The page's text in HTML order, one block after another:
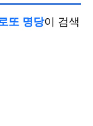
또 명당이 검색